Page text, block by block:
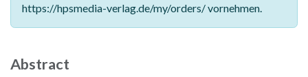
https://hpsmedia-verlag.de/my/orders/ vornehmen.
Abstract